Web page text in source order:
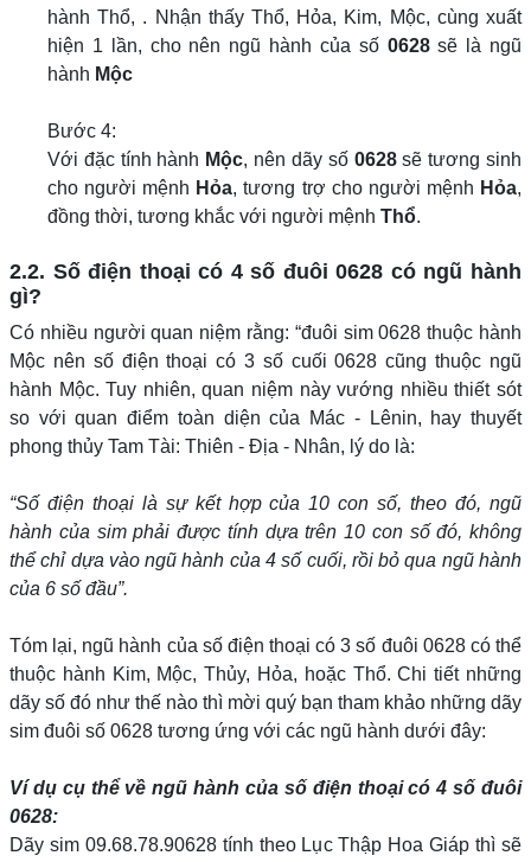
hành Thổ, . Nhận thấy Thổ, Hỏa, Kim, Mộc, cùng xuất
hiện 1 lần, cho nên ngũ hành của số 0628sẽ là ngũ
hành Mộc
Bước 4:
Với đặc tính hành Mộc, nên dãy số 0628sẽ tương sinh
cho người mệnh Hỏa, tương trợ cho người mệnh Hỏa,
đồng thời, tương khắc với người mệnh Thổ.
2.2. Số điện thoại có 4 số đuôi 0628 có ngũ hành
gì?
Có nhiều người quan niệm rằng: “đuôi sim 0628 thuộc hành
Mộc nên số điện thoại có 3 số cuối 0628 cũng thuộc ngũ
hành Mộc. Tuy nhiên, quan niệm này vướng nhiều thiết sót
so với quan điểm toàn diện của Mác - Lênin, hay thuyết
phong thủy Tam Tài: Thiên - Địa - Nhân, lý do là:
“Số điện thoại là sự kết hợp của 10 con số, theo đó, ngũ
hành của sim phải được tính dựa trên 10 con số đó, không
thể chỉ dựa vào ngũ hành của 4 số cuối, rồi bỏ qua ngũ hành
của 6 số đầu”.
Tóm lại, ngũ hành của số điện thoại có 3 số đuôi 0628 có thể
thuộc hành Kim, Mộc, Thủy, Hỏa, hoặc Thổ. Chi tiết những
dãy số đó như thế nào thì mời quý bạn tham khảo những dãy
sim đuôi số 0628 tương ứng với các ngũ hành dưới đây:
Ví dụ cụ thể về ngũ hành của số điện thoại có 4 số đuôi
0628:
Dãy sim 09.68.78.90628 tính theo Lục Thập Hoa Giáp thì sẽ